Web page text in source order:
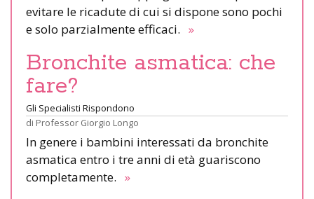
evitare le ricadute di cui si dispone sono pochi
e solo parzialmente efficaci. »
Bronchite asmatica: che
fare?
Gli Specialisti Rispondono
di Professor Giorgio Longo
In genere i bambini interessati da bronchite
asmatica entro i tre anni di età guariscono
completamente. »